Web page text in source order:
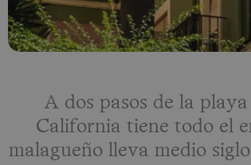
A dos pasos de la
California tiene todo el
malagueño lleva medio